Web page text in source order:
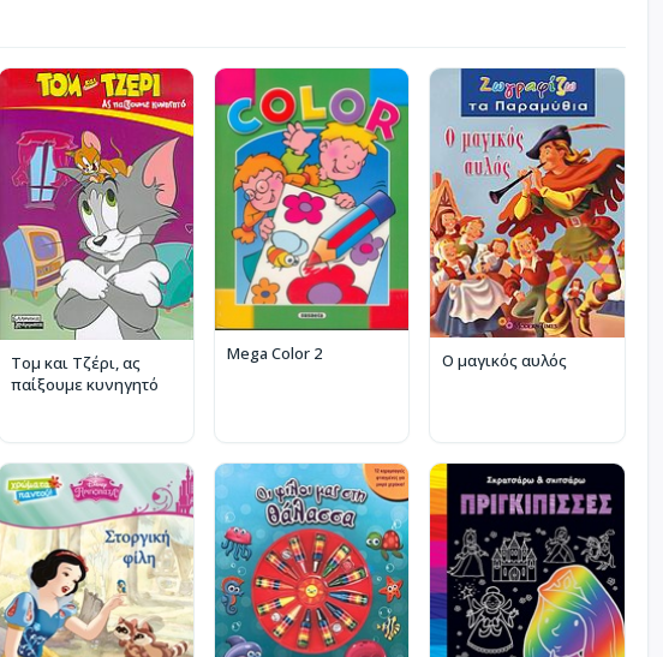
Τομ και Τζέρι, ας
παίξουμε κυνηγητό
Mega Color 2 Ο μαγικός αυλός